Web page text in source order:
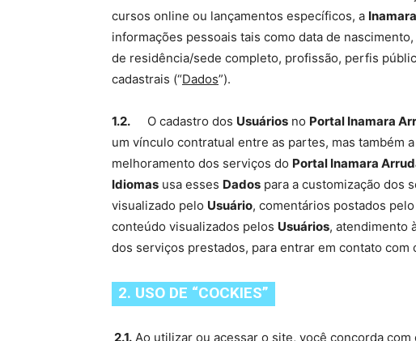
cursos online ou lançamentos específicos, a
informações pessoais tais como data de
de residência/sede completo, profissão, perfis
cadastrais (“Dados”).
1.2. O cadastro dos Usuários no Portal Inamara
um vínculo contratual entre as partes, mas também
melhoramento dos serviços do Portal Inamara
Idiomas usa esses Dados para a customização dos
visualizado pelo Usuário, comentários postados pelo
conteúdo visualizados pelos Usuários, atendimento
dos serviços prestados, para entrar em contato com
2. USO DE “COCKIES”
2.1. Ao utilizar ou acessar o site, você concorda com